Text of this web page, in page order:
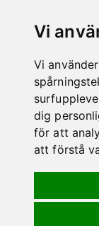
Vi
Vi
dig
för att
att förstå
KONTAKT
Tveka inte
vi kan hjälpa
Telefon:
E-post: